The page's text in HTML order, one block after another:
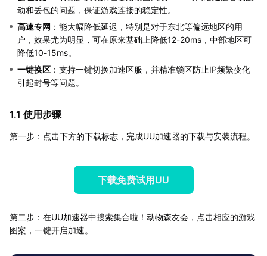
动和丢包的问题，保证游戏连接的稳定性。
高速专网 ：能大幅降低延迟，特别是对于东北等偏远地区的用
户，效果尤为明显，可在原来基础上降低12-20ms，中部地区可
降低10-15ms。
一键换区 ：支持一键切换加速区服，并精准锁区防止IP频繁变化
引起封号等问题。
1.1 使用步骤
第一步：点击下方的下载标志，完成UU加速器的下载与安装流程。
下载免费试用UU
第二步：在UU加速器中搜索集合啦！动物森友会，点击相应的游戏
图案，一键开启加速。